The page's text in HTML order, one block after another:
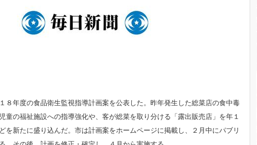
８年度の食品衛生監視指導計画案を公表した。昨年発生した総菜店の食中毒
童の福祉施設への指導強化や、客が総菜を取り分ける「露出販売店」を年１
を新たに盛り込んだ。市は計画案をホームページに掲載し、２月中にパブリ